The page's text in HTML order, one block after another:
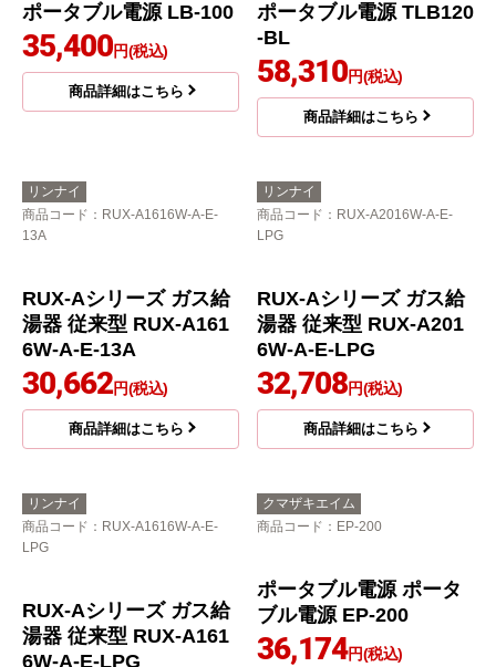
ポータブル電源 LB-100
35,400円(税込)
商品詳細はこちら
ポータブル電源 TLB120
-BL
商品詳細はこちら
リンナイ
リンナイ